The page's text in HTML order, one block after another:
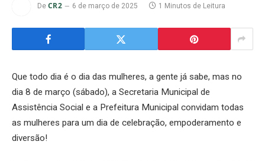
De CR2 6 de março de 2025 1 Minutos de Leitura
Que todo dia é o dia das mulheres, a gente já sabe, mas no
dia 8 de março (sábado), a Secretaria Municipal de
Assistência Social e a Prefeitura Municipal convidam todas
as mulheres para um dia de celebração, empoderamento e
diversão!